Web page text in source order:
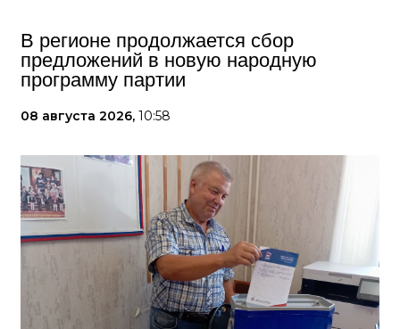
В регионе продолжается сбор
предложений в новую народную
программу партии
08 августа 2026, 10:58